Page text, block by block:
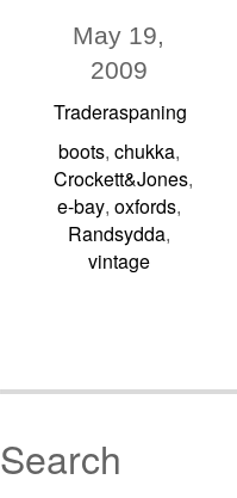
May 19,
2009
Traderaspaning
boots, chukka,
Crockett&Jones,
e-bay, oxfords,
Randsydda,
vintage
Search